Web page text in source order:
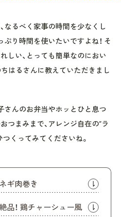
なるべく家事の時間を少なくし
ぷり時間を使いたいですよね！ そ
しい、とっても簡単なのにおい
ちはるさんに教えていただきまし
さんのお弁当やホッとひと息つ
つまみまで、アレンジ自在の“ラ
くってみてくださいね。
ギ肉巻き
品！ 鶏チャーシュー風